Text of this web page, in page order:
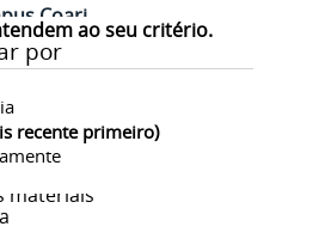
ao seu critério.
por
recente primeiro)
Coari
ao estudo
, Biblioteca,
de 300
materiais